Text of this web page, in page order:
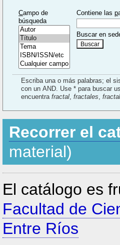
Campo de
búsqueda
Contiene lasp
Buscar en
Escriba una o más palabras; el
encuentrafractal ,fractales ,
Recorrer el
material)
El catálogo es
Facultad de
Entre Ríos